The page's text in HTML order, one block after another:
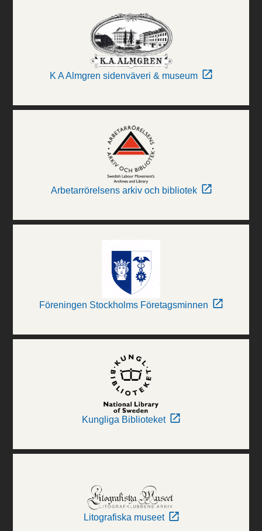
K A Almgren sidenväveri & museum
Arbetarrörelsens arkiv och bibliotek
Föreningen Stockholms Företagsminnen
Kungliga Biblioteket
Litografiska museet